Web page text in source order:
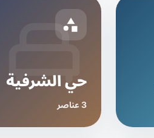
حي الشرفية
3 عناصر